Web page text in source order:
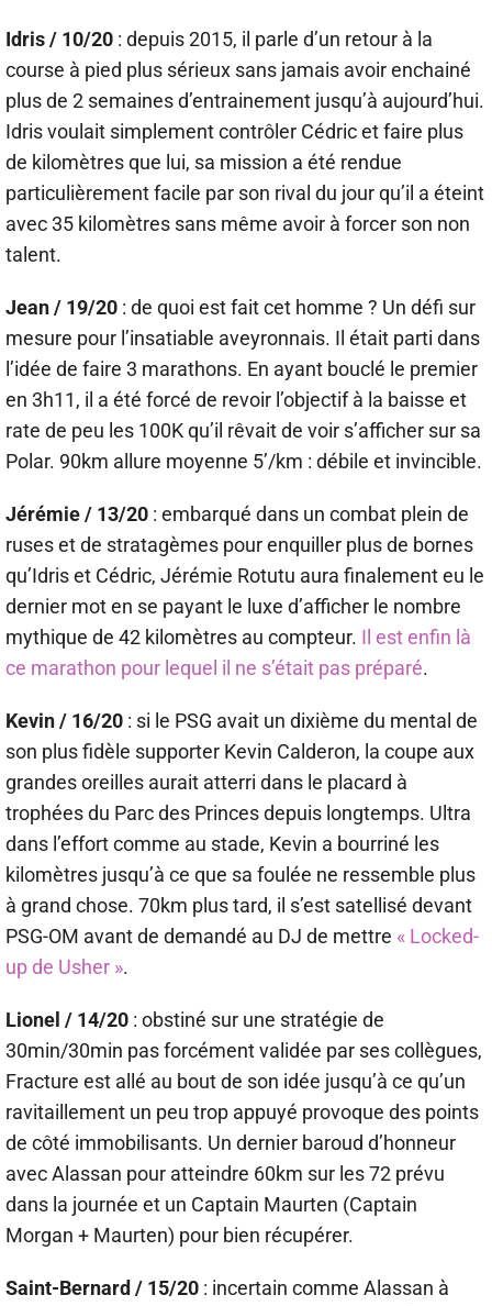
Idris / 10/20 : depuis 2015, il parle d’un retour à la
course à pied plus sérieux sans jamais avoir enchainé
plus de 2 semaines d’entrainement jusqu’à aujourd’hui.
Idris voulait simplement contrôler Cédric et faire plus
de kilomètres que lui, sa mission a été rendue
particulièrement facile par son rival du jour qu’il a éteint
avec 35 kilomètres sans même avoir à forcer son non
talent.
Jean / 19/20 : de quoi est fait cet homme ? Un défi sur
mesure pour l’insatiable aveyronnais. Il était parti dans
l’idée de faire 3 marathons. En ayant bouclé le premier
en 3h11, il a été forcé de revoir l’objectif à la baisse et
rate de peu les 100K qu’il rêvait de voir s’afficher sur sa
Polar. 90km allure moyenne 5’/km : débile et invincible.
Jérémie / 13/20 : embarqué dans un combat plein de
ruses et de stratagèmes pour enquiller plus de bornes
qu’Idris et Cédric, Jérémie Rotutu aura finalement eu le
dernier mot en se payant le luxe d’afficher le nombre
mythique de 42 kilomètres au compteur. Il est enfin là
ce marathon pour lequel il ne s’était pas préparé.
Kevin / 16/20 : si le PSG avait un dixième du mental de
son plus fidèle supporter Kevin Calderon, la coupe aux
grandes oreilles aurait atterri dans le placard à
trophées du Parc des Princes depuis longtemps. Ultra
dans l’effort comme au stade, Kevin a bourriné les
kilomètres jusqu’à ce que sa foulée ne ressemble plus
à grand chose. 70km plus tard, il s’est satellisé devant
PSG-OM avant de demandé au DJ de mettre « Locked-
up de Usher ».
Lionel / 14/20 : obstiné sur une stratégie de
30min/30min pas forcément validée par ses collègues,
Fracture est allé au bout de son idée jusqu’à ce qu’un
ravitaillement un peu trop appuyé provoque des points
de côté immobilisants. Un dernier baroud d’honneur
avec Alassan pour atteindre 60km sur les 72 prévu
dans la journée et un Captain Maurten (Captain
Morgan + Maurten) pour bien récupérer.
Saint-Bernard / 15/20 : incertain comme Alassan à